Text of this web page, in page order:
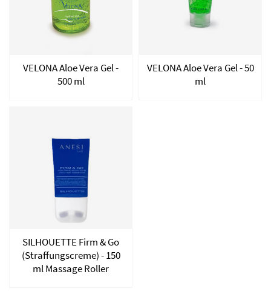
VELONA Aloe Vera Gel -
500 ml
VELONA Aloe Vera Gel - 50
ml
SILHOUETTE Firm & Go
(Straffungscreme) - 150
ml Massage Roller